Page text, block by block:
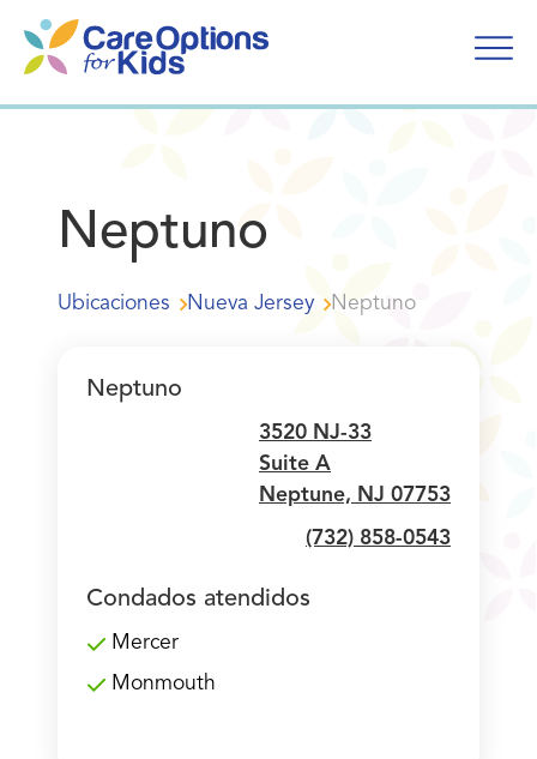
contenido
Neptuno
Ubicaciones Nueva Jersey Neptuno
Neptuno
3520 NJ-33
Suite A
Neptune, NJ 07753
(732) 858-0543
Condados atendidos
Mercer
Monmouth